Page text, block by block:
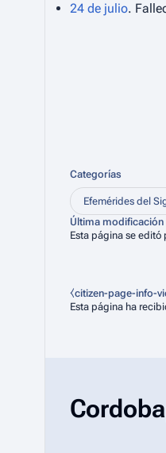
24 de julio.
Categorías
Efemérides del
Última modificación
Esta página se editó
⧼citizen-page-info-
Esta página ha